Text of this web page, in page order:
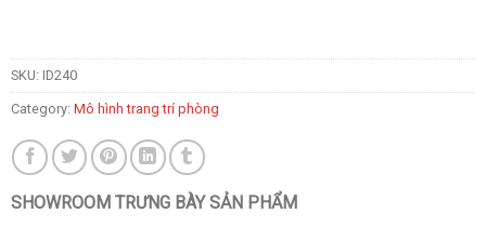
SKU: ID240
Category: Mô hình trang trí phòng
SHOWROOM TRƯNG BÀY SẢN PHẨM